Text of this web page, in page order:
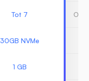
Tot 7
30GB NVMe
1 GB